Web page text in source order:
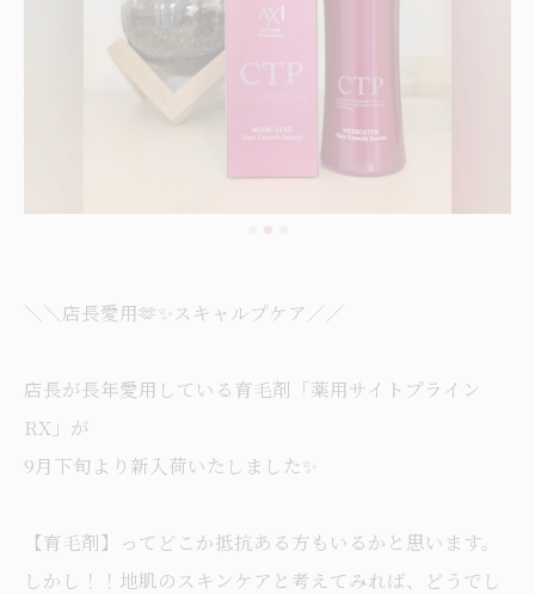
＼＼店長愛用🫶✨️スキャルプケア／／
店長が長年愛用している育毛剤「薬用サイトプライン
RX」が
9月下旬より新入荷いたしました✨
【育毛剤】ってどこか抵抗ある方もいるかと思います。
しかし！！地肌のスキンケアと考えてみれば、どうでし